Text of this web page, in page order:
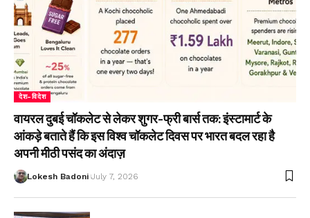
देश-विदेश
वायरल दुबई चॉकलेट से लेकर शुगर-फ्री बार्स तक: इंस्टामार्ट के
आंकड़े बताते हैं कि इस विश्व चॉकलेट दिवस पर भारत बदल रहा है
अपनी मीठी पसंद का अंदाज़
Lokesh Badoni July 7, 2026